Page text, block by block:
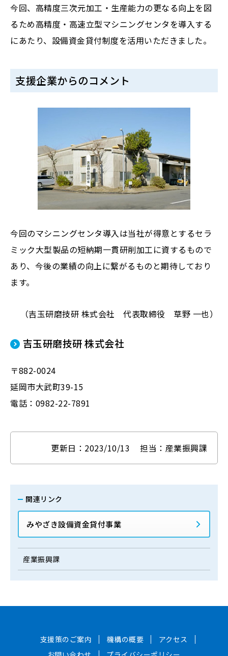
今回、高精度三次元加工・生産能力の更なる向上を図
るため高精度・高速立型マシニングセンタを導入する
にあたり、設備資金貸付制度を活用いただきました。
支援企業からのコメント
今回のマシニングセンタ導入は当社が得意とするセラ
ミック大型製品の短納期一貫研削加工に資するもので
あり、今後の業績の向上に繋がるものと期待しており
ます。
（吉玉研磨技研 株式会社 代表取締役 草野 一也）
吉玉研磨技研 株式会社
〒882-0024
延岡市大武町39-15
電話：0982-22-7891
更新日：2023/10/13 担当：産業振興課
関連リンク
みやざき設備資金貸付事業
産業振興課
支援策のご案内 機構の概要
アクセス